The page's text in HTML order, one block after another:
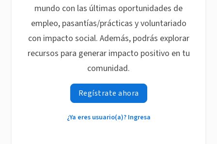
mundo con las últimas oportunidades de
empleo, pasantías/prácticas y voluntariado
con impacto social. Además, podrás explorar
recursos para generar impacto positivo en tu
comunidad.
Regístrate ahora
¿Ya eres usuario(a)? Ingresa